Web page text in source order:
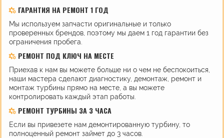
ГАРАНТИЯ НА РЕМОНТ 1 ГОД
Мы используем запчасти оригинальные и только
проверенных брендов, поэтому мы даем 1 год гарантии без
ограничения пробега.
РЕМОНТ ПОД КЛЮЧ НА МЕСТЕ
Приехав к нам вы можете больше ни о чем не беспокоиться,
наши мастера сделают диагностику, демонтаж, ремонт и
монтаж турбины прямо на месте, а вы можете
контролировать каждый этап работы.
РЕМОНТ ТУРБИНЫ ЗА 3 ЧАСА
Если вы привезете нам демонтированную турбину, то
полноценный ремонт займет до 3 часов.